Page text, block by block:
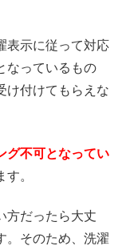
表示に従って対応
なっているもの
け付けてもらえな
グ不可となってい
。
方だったら大丈
。そのため、洗濯